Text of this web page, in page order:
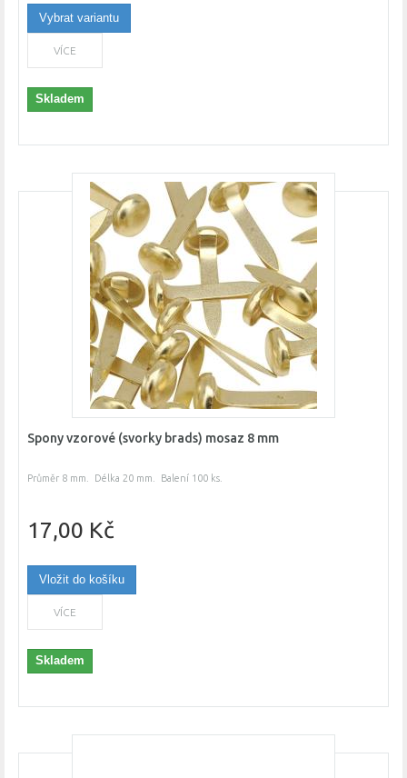
Vybrat variantu
VÍCE
Skladem
Spony vzorové (svorky brads) mosaz 8 mm
Průměr 8 mm. Délka 20 mm. Balení 100 ks.
17,00 Kč
Vložit do košíku
VÍCE
Skladem